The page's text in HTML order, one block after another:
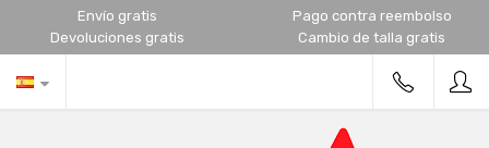
Envío gratis
Pago contra reembolso
Devoluciones gratis
Cambio de talla gratis